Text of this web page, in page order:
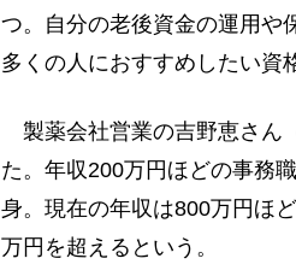
つ。自分の老後資金の運用や
多くの人におすすめしたい資
製薬会社営業の吉野恵さん
た。年収200万円ほどの事務
身。現在の年収は800万円ほ
万円を超えるという。